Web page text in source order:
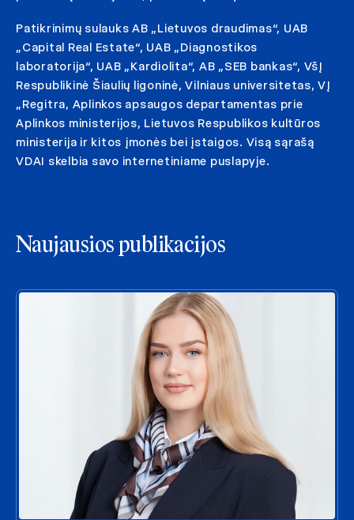
Patikrinimų sulauks AB „Lietuvos draudimas“, UAB
„Capital Real Estate“, UAB „Diagnostikos
laboratorija“, UAB „Kardiolita“, AB „SEB bankas“, VšĮ
Respublikinė Šiaulių ligoninė, Vilniaus universitetas, VĮ
„Regitra, Aplinkos apsaugos departamentas prie
Aplinkos ministerijos, Lietuvos Respublikos kultūros
ministerija ir kitos įmonės bei įstaigos. Visą sąrašą
VDAI skelbia savo internetiniame puslapyje.
Naujausios publikacijos